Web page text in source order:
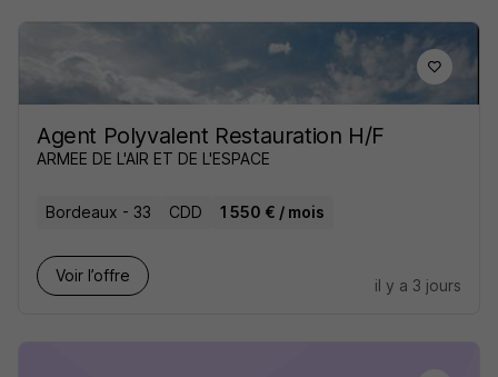
Agent Polyvalent Restauration H/F
ARMEE DE L'AIR ET DE L'ESPACE
Bordeaux - 33 CDD 1 550 € / mois
Voir l’offre
il y a 3 jours